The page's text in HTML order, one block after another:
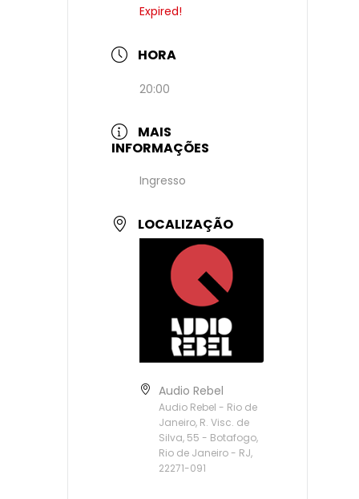
Expired!
HORA
20:00
MAIS
INFORMAÇÕES
Ingresso
LOCALIZAÇÃO
Audio Rebel
Audio Rebel - Rio de
Janeiro, R. Visc. de
Silva, 55 - Botafogo,
Rio de Janeiro - RJ,
22271-091